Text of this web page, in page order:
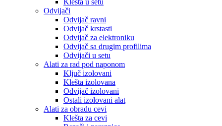
Klešta u setu
Odvijači
Odvijač ravni
Odvijač krstasti
Odvijač za elektroniku
Odvijač sa drugim profilima
Odvijači u setu
Alati za rad pod naponom
Ključ izolovani
Klešta izolovana
Odvijač izolovani
Ostali izolovani alat
Alati za obradu cevi
Klešta za cevi